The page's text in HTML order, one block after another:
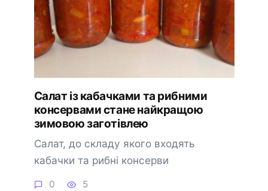
Салат із кабачками та рибними
консервами стане найкращою
зимовою заготівлею
Салат, до складу якого входять
кабачки та рибні консерви
0 5